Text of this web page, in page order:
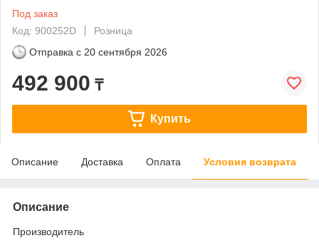
Под заказ
Код: 900252D
Розница
Отправка с 20 сентября 2026
492 900 ₸
Купить
Описание Доставка Оплата Условия возврата
Описание
Производитель